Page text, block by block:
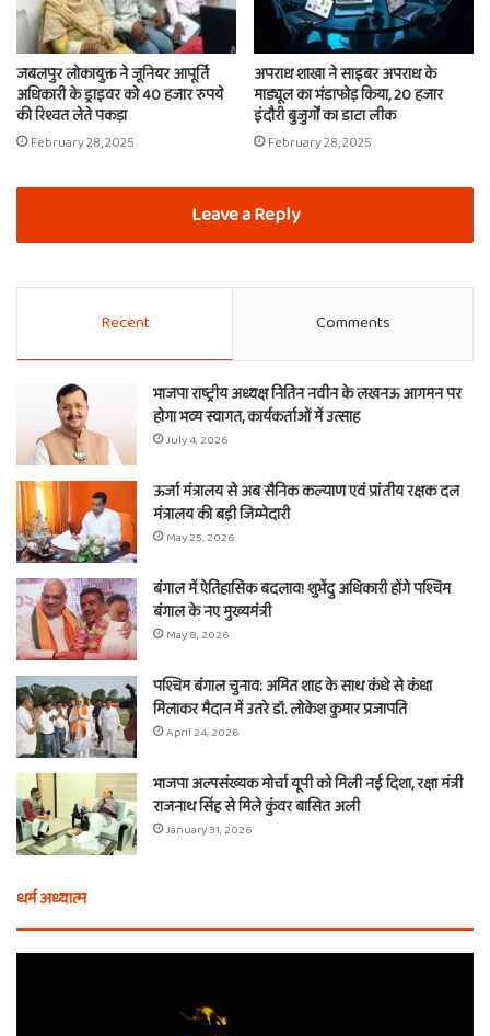
जबलपुर लोकायुक्त ने जूनियर आपूर्ति
अधिकारी के ड्राइवर को 40 हजार रुपये
की रिश्वत लेते पकड़ा
February 28, 2025
अपराध शाखा ने साइबर अपराध के
माड्यूल का भंडाफोड़ किया, 20 हजार
इंदौरी बुजुर्गों का डाटा लीक
February 28, 2025
Leave a Reply
Recent Comments
भाजपा राष्ट्रीय अध्यक्ष नितिन नवीन के लखनऊ आगमन पर
होगा भव्य स्वागत, कार्यकर्ताओं में उत्साह
July 4, 2026
ऊर्जा मंत्रालय से अब सैनिक कल्याण एवं प्रांतीय रक्षक दल
मंत्रालय की बड़ी जिम्मेदारी
May 25, 2026
बंगाल में ऐतिहासिक बदलाव! शुभेंदु अधिकारी होंगे पश्चिम
बंगाल के नए मुख्यमंत्री
May 8, 2026
पश्चिम बंगाल चुनाव: अमित शाह के साथ कंधे से कंधा
मिलाकर मैदान में उतरे डॉ. लोकेश कुमार प्रजापति
April 24, 2026
भाजपा अल्पसंख्यक मोर्चा यूपी को मिली नई दिशा, रक्षा मंत्री
राजनाथ सिंह से मिले कुंवर बासित अली
January 31, 2026
धर्म अध्यात्म